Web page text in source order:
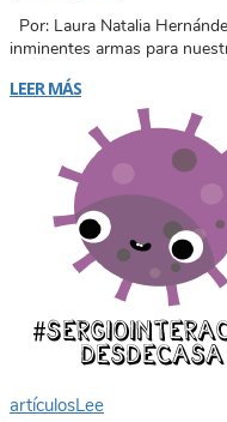
Por: Laura Natalia
inminentes armas para
LEER MÁS
artículosLee